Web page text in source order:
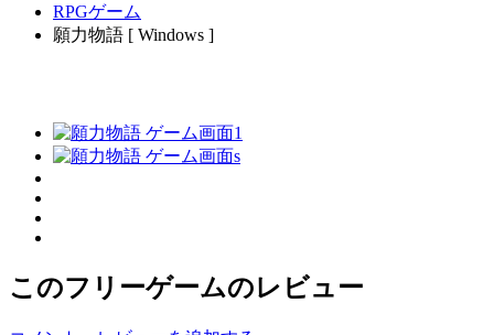
RPGゲーム
願力物語 [ Windows ]
このフリーゲームのレビュー